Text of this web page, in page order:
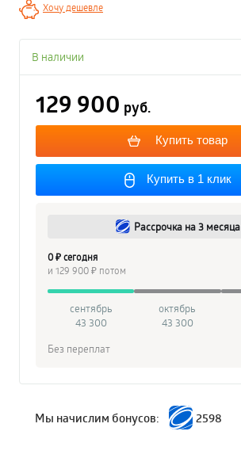
Хочу дешевле
В наличии
129 900 руб.
Купить товар
Купить в 1 клик
Рассрочка на 3 месяца
0 ₽ сегодня
и 129 900 ₽ потом
сентябрь
43 300
октябрь
43 300
Без переплат
Мы начислим бонусов: 2598